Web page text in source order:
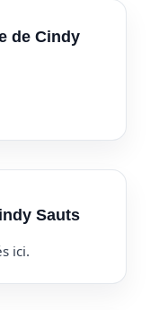
de Cindy
Sauts
ici.